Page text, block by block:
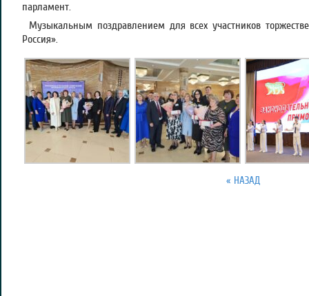
парламент.
Музыкальным поздравлением для всех участников
Россия».
« НАЗАД